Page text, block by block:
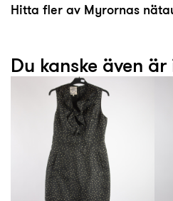
Hitta fler av Myrornas
Du kanske även